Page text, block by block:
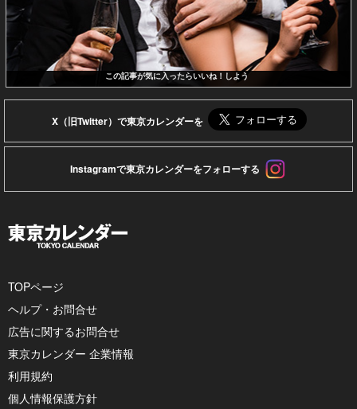
この記事が気に入ったらいいね！しよう
X（旧Twitter）で東京カレンダーを
Instagramで東京カレンダーをフォローする
TOPページ
ヘルプ・お問合せ
広告に関するお問合せ
東京カレンダー 企業情報
利用規約
個人情報保護方針